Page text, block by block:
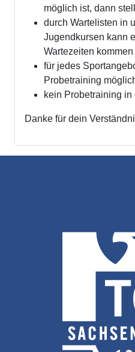
möglich ist, dann
durch Wartelisten in
Jugendkursen kann
Wartezeiten kommen
für jedes
Probetraining
kein Probetraining
Danke für dein